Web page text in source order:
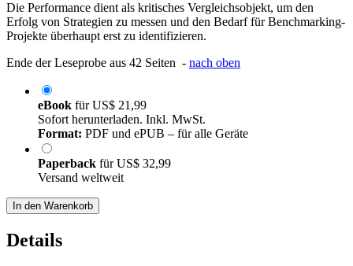
Die Performance dient als kritisches Vergleichsobjekt, um den
Erfolg von Strategien zu messen und den Bedarf für Benchmarking-
Projekte überhaupt erst zu identifizieren.
Ende der Leseprobe aus 42 Seiten - nach oben
eBook fürUS$ 21,99
Sofort herunterladen. Inkl. MwSt.
Format: PDF und ePUB – für alle Geräte
Paperback fürUS$ 32,99
Versand weltweit
In den Warenkorb
Details